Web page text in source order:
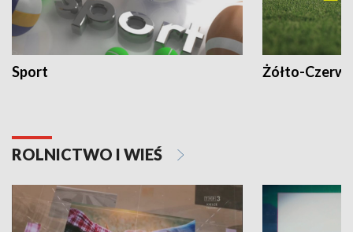
Sport Żółto-
ROLNICTWO I WIEŚ